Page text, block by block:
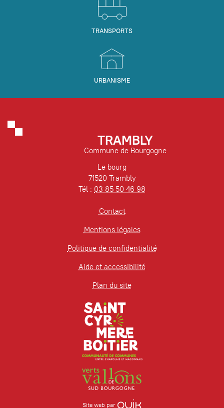
TRANSPORTS
URBANISME
TRAMBLY
Commune de Bourgogne
Le bourg
71520 Trambly
Tél : 03 85 50 46 98
Contact
Mentions légales
Politique de confidentialité
Aide et accessibilité
Plan du site
Site web par